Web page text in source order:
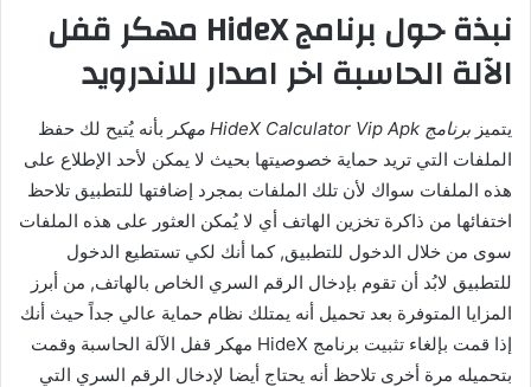
نبذة حول برنامج HideX مهكر قفل
الآلة الحاسبة اخر اصدار للاندرويد
يتميز برنامج HideX Calculator Vip Apk مهكر
بأنه يُتيح لك حفظ
الملفات التي تريد حماية خصوصيتها بحيث لا يمكن لأحد الإطلاع على
هذه الملفات سواك لأن تلك الملفات بمجرد إضافتها للتطبيق تلاحظ
اختفائها من ذاكرة تخزين الهاتف أي لا يُمكن العثور على هذه الملفات
سوى من خلال الدخول للتطبيق, كما أنك لكي تستطيع الدخول
للتطبيق لابُد أن تقوم بإدخال الرقم السري الخاص بالهاتف, من أبرز
المزايا المتوفرة بعد تحميل أنه يمتلك نظام حماية عالي جداً حيث أنك
إذا قمت بإلغاء تثبيت برنامج HideX مهكر قفل الآلة الحاسبة وقمت
بتحميله مرة أخرى تلاحظ أنه يحتاج أيضا لإدخال الرقم السري التي